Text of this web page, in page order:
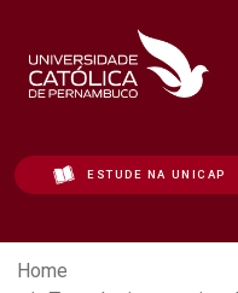
ESTUDE NA UNICAP
Tecnologia a
Home